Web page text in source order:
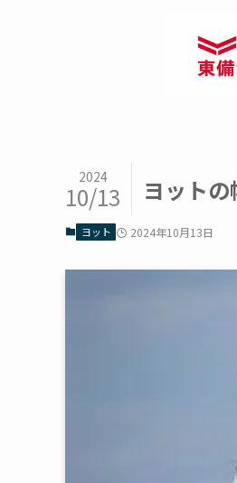
ヨット
2024
10/13
ヨット 2024年10月13日